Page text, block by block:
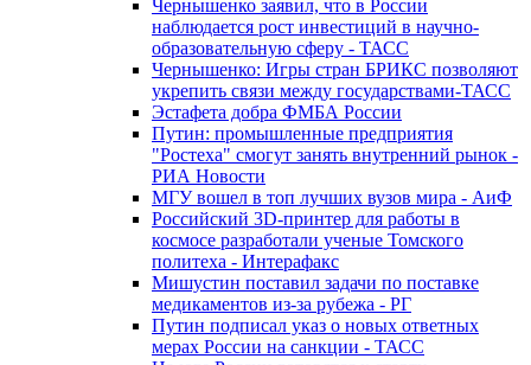
Чернышенко заявил, что в России
наблюдается рост инвестиций в научно-
образовательную сферу - ТАСС
Чернышенко: Игры стран БРИКС позволяют
укрепить связи между государствами-ТАСС
Эстафета добра ФМБА России
Путин: промышленные предприятия
"Ростеха" смогут занять внутренний рынок -
РИА Новости
МГУ вошел в топ лучших вузов мира - АиФ
Российский 3D-принтер для работы в
космосе разработали ученые Томского
политеха - Интерафакс
Мишустин поставил задачи по поставке
медикаментов из-за рубежа - РГ
Путин подписал указ о новых ответных
мерах России на санкции - ТАСС